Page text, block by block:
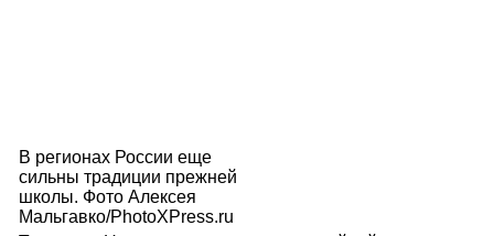
В регионах России еще
сильны традиции прежней
школы. Фото Алексея
Мальгавко/PhotoXPress.ru